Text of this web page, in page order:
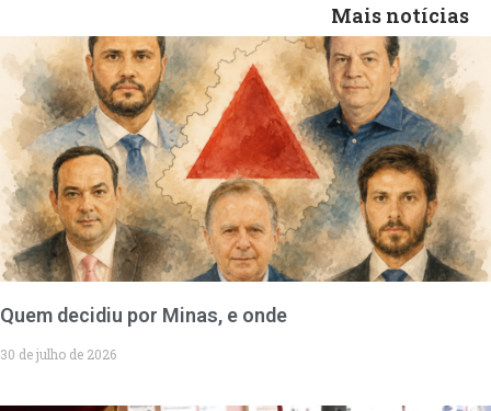
Mais notícias
Quem decidiu por Minas, e onde
30 de julho de 2026